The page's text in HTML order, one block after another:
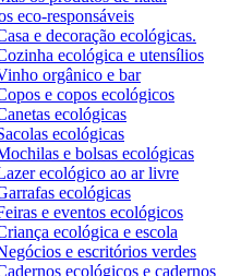
eco-responsáveis
e decoração ecológicas.
ecológica e utensílios
orgânico e bar
e copos ecológicos
ecológicas
ecológicas
e bolsas ecológicas
ecológico ao ar livre
ecológicas
e eventos ecológicos
ecológica e escola
e escritórios verdes
ecológicos e cadernos